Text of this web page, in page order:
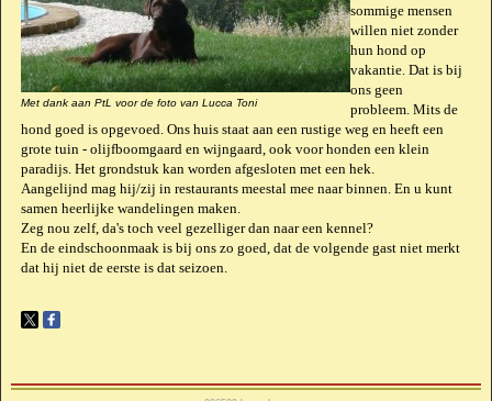
Met dank aan PtL voor de foto van Lucca Toni
sommige mensen
willen niet zonder
hun hond op
vakantie. Dat is bij
ons geen
probleem. Mits de
hond goed is opgevoed. Ons huis staat aan een rustige weg en heeft een
grote tuin - olijfboomgaard en wijngaard, ook voor honden een klein
paradijs. Het grondstuk kan worden afgesloten met een hek.
Aangelijnd mag hij/zij in restaurants meestal mee naar binnen. En u kunt
samen heerlijke wandelingen maken.
Zeg nou zelf, da's toch veel gezelliger dan naar een kennel?
En de eindschoonmaak is bij ons zo goed, dat de volgende gast niet merkt
dat hij niet de eerste is dat seizoen.